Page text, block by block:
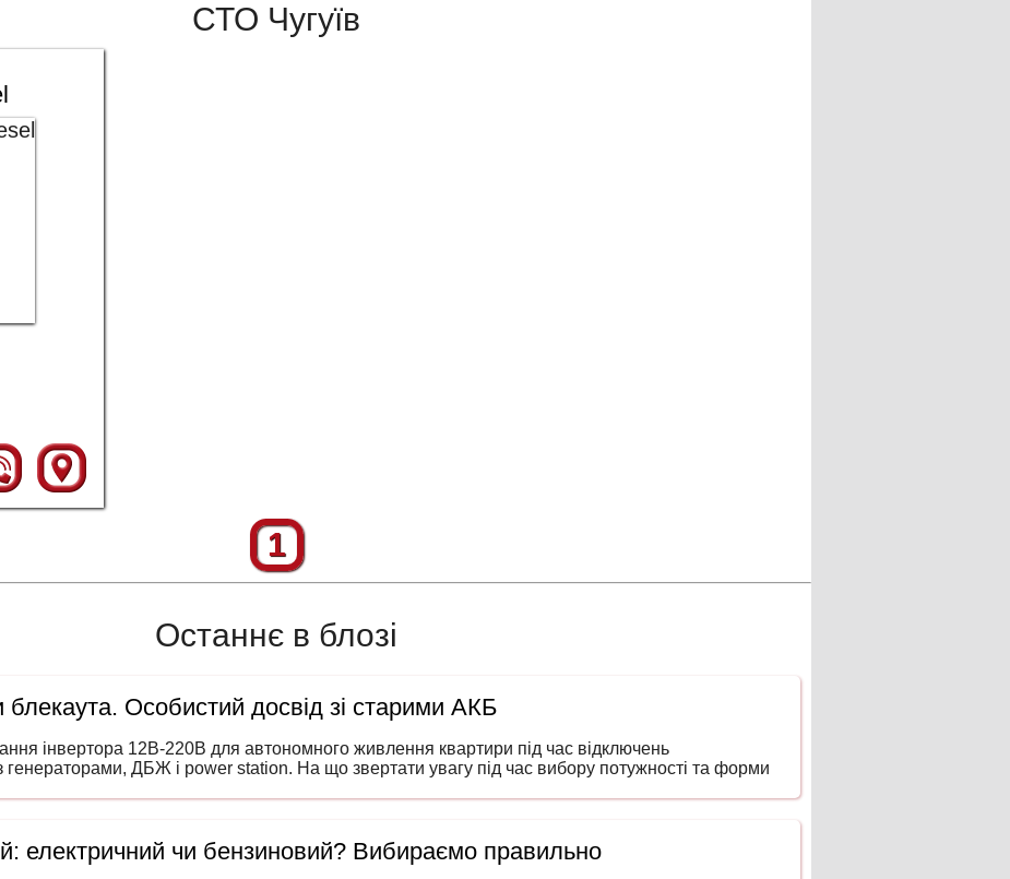
СТО Чугуїв
1
Останнє в блозі
Особистий досвід зі старими АКБ
інвертора 12В-220В для автономного живлення квартири під час відключень
генераторами, ДБЖ і power station. На що звертати увагу під час вибору потужності та форми
електричний чи бензиновий? Вибираємо правильно